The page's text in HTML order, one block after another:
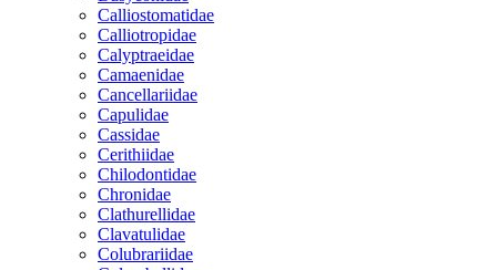
Calliostomatidae
Calliotropidae
Calyptraeidae
Camaenidae
Cancellariidae
Capulidae
Cassidae
Cerithiidae
Chilodontidae
Chronidae
Clathurellidae
Clavatulidae
Colubrariidae